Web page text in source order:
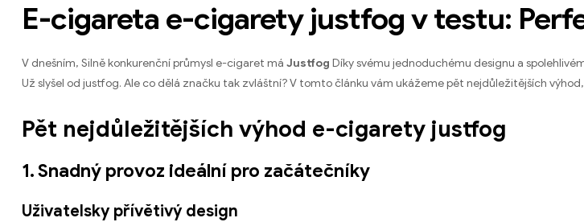
E-cigareta e-cigarety justfog v testu:
V dnešním, Silně konkurenční průmysl e-cigaret má Justfog Díky svému jednoduchému designu a
Už slyšel od justfog. Ale co dělá značku tak zvláštní? V tomto článku vám ukážeme pět nejdůležitějších
Pět nejdůležitějších výhod e-cigarety justfog
1. Snadný provoz ideální pro začátečníky
Uživatelsky přívětivý design